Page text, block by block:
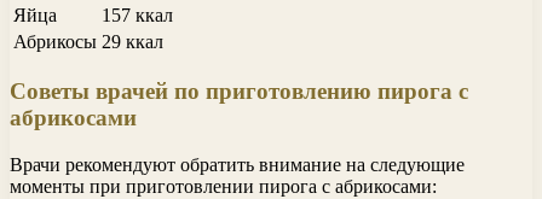
Яйца
157 ккал
Абрикосы 29 ккал
Советы врачей по приготовлению пирога с
абрикосами
Врачи рекомендуют обратить внимание на следующие
моменты при приготовлении пирога с абрикосами: